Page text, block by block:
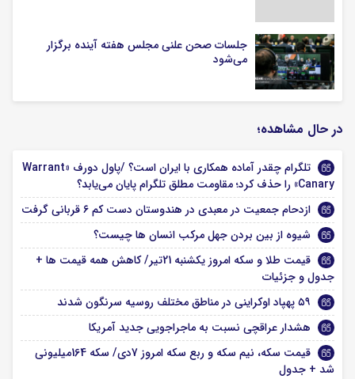
جلسات صحن علنی مجلس هفته آینده برگزار
می‌شود
در حال مشاهده؛
تلگرام چقدر آماده همکاری با ایران است؟ /پاول دورف «Warrant
Canary» را حذف کرد؛ مقاومت مطلق تلگرام پایان می‌یابد؟
ازدحام جمعیت در معبدی در هندوستان دست کم ۶ قربانی گرفت
شیوه از بین بردن جهل مرکب انسان‌ ها چیست؟
قیمت طلا و سکه امروز یکشنبه 21تیر/ کاهش همه قیمت ها +
جدول و جزئیات
۵۹ پهپاد اوکراینی در مناطق مختلف روسیه سرنگون شدند
هشدار عراقچی نسبت به ماجراجویی جدید آمریکا
قیمت سکه، نیم سکه و ربع سکه امروز 7دی/ سکه 164میلیونی
شد + جدول